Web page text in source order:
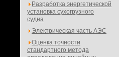
Разработка энергетической
установка сухогрузного
судна
Электрическая часть АЭС
Оценка точности
стандартного метода